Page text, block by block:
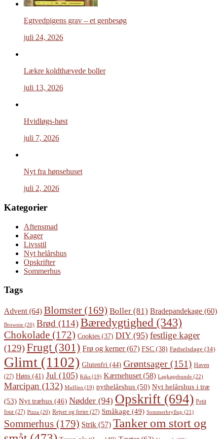
Egtvedpigens grav – et genbesøg
juli 24, 2026
Lækre koldthævede boller
juli 13, 2026
Hvidløgs-høst
juli 7, 2026
Nyt fra hønsehuset
juli 2, 2026
Kategorier
Aftensmad
Kager
Livsstil
Nyt helårshus
Opskrifter
Sommerhus
Tags
Advent (64) Blomster (169) Boller (81) Bradepandekage (60)
Brownie (20) Brød (114)Bæredygtighed (343)
Chokolade (172) Cookies (37) DIY(95) festlige kager
(129)Frugt (301) Frø og kerner(67) FSC (38) Fødselsdage (34)
Glimt (1102) Glutenfri (44) Grøntsager (151) Haven
(27) Høns (41) Jul (105) Kiks (19) Kærnehuset (58) Lagkagebunde (22)
Marcipan (132) Muffins (19) nythelårshus (50) Nyt helårshus i træ
(53) Nyt træhus (46) Nødder (94) Opskrift (694) Petit
four (27) Pizza (20) Rejser og ferier (27) Småkage (49) Sommerbryllup (21)
Sommerhus (179) Strik (57) Tanker om stort og